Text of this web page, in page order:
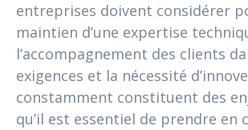
entreprises doivent considérer
maintien d’une expertise
l’accompagnement des clients
exigences et la nécessité
constamment constituent des
qu’il est essentiel de prendre en